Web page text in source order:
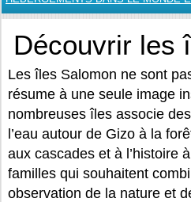
Découvrir les
Les îles Salomon ne sont
résume à une seule image
nombreuses îles associe
l’eau autour de Gizo à la
aux cascades et à l’histoire
familles qui souhaitent
observation de la nature et